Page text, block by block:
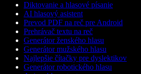
Diktovanie a hlasové písanie
AI hlasový asistent
Prevod PDF na reč pre Android
Prehrávač textu na reč
Generátor ženského hlasu
Generátor mužského hlasu
Najlepšie čítačky pre dyslektikov
Generátor robotického hlasu